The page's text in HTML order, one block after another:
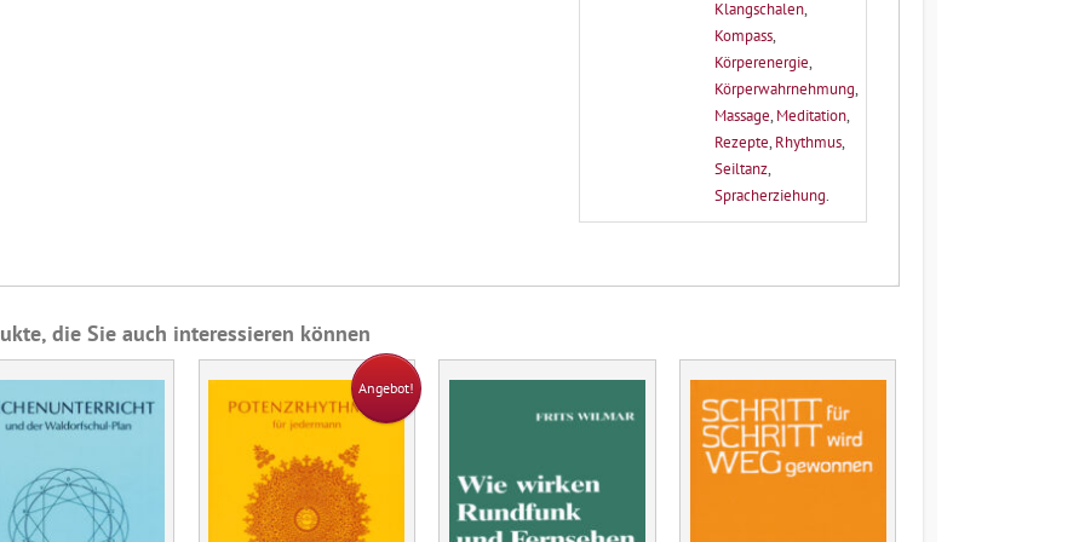
Klangschalen,
Kompass,
Körperenergie,
Körperwahrnehmung,
Massage, Meditation,
Rezepte, Rhythmus,
Seiltanz,
Spracherziehung.
die Sie auch interessieren können
Angebot!